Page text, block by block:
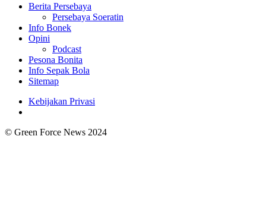
Berita Persebaya
Persebaya Soeratin
Info Bonek
Opini
Podcast
Pesona Bonita
Info Sepak Bola
Sitemap
Kebijakan Privasi
© Green Force News 2024